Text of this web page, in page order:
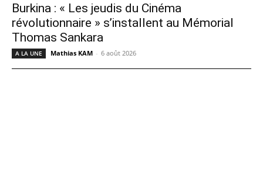
Burkina : « Les jeudis du Cinéma
révolutionnaire » s’installent au Mémorial
Thomas Sankara
A LA UNE Mathias KAM - 6 août 2026